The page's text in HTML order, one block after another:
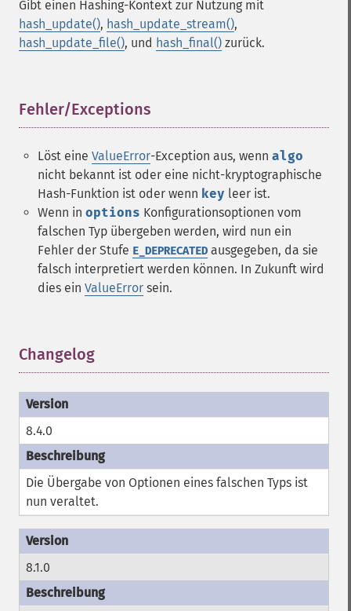
Gibt einen Hashing-Kontext zur Nutzung mit
hash_update(), hash_update_stream(),
hash_update_file(), und hash_final() zurück.
Fehler/Exceptions
Löst eine ValueError-Exception aus, wenn algo
nicht bekannt ist oder eine nicht-kryptographische
Hash-Funktion ist oder wenn key leer ist.
Wenn in options Konfigurationsoptionen vom
falschen Typ übergeben werden, wird nun ein
Fehler der Stufe E_DEPRECATED ausgegeben, da sie
falsch interpretiert werden können. In Zukunft wird
dies ein ValueError sein.
Changelog
8.4.0
Die Übergabe von Optionen eines falschen Typs ist
nun veraltet.
8.1.0